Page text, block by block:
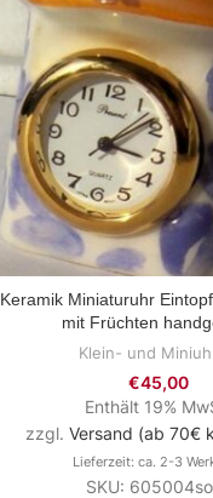
ZUM PRODUKT
Keramik Miniaturuhr
mit Früchten
Klein- und
€45,00
Enthält 19%
zzgl. Versand (ab 70€
Lieferzeit: ca. 2-3
SKU: